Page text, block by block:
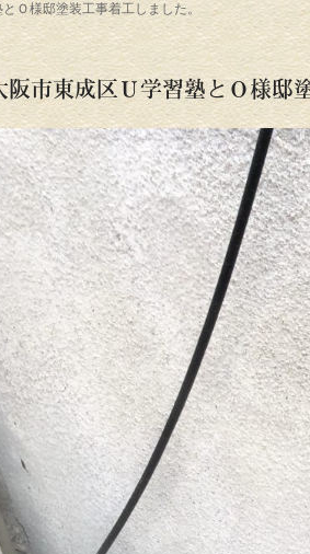
Ｏ様邸塗装工事着工しました。
阪市東成区Ｕ学習塾とＯ様邸